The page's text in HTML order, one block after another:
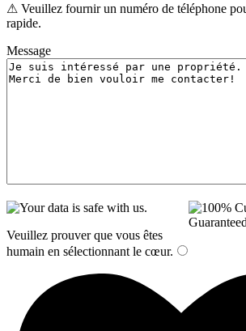
⚠ Veuillez fournir un numéro de téléphone
rapide.
Message
Veuillez prouver que vous êtes
humain en sélectionnant le cœur.